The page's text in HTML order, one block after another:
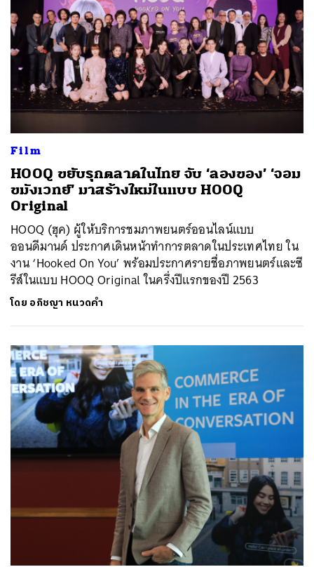
Film
HOOQ ขยับรุกตลาดในไทย จับ ‘ลองของ’ ‘จอม
ขมังเวทย์’ มาสร้างใหม่ในแบบ HOOQ
Original
HOOQ (ฮุค) ผู้ให้บริการชมภาพยนตร์ออนไลน์แบบ
ออนดีมานด์ ประกาศเดินหน้าทำการตลาดในประเทศไทย ใน
งาน ‘Hooked On You’ พร้อมประกาศรายชื่อภาพยนตร์และซี
รีส์ในแบบ HOOQ Original ในครึ่งปีแรกของปี 2563
โดย อภิชญา หนวดคำ